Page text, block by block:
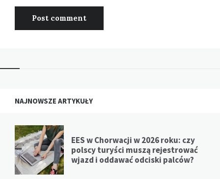
NAJNOWSZE ARTYKUŁY
EES w Chorwacji w 2026 roku: czy
polscy turyści muszą rejestrować
wjazd i oddawać odciski palców?